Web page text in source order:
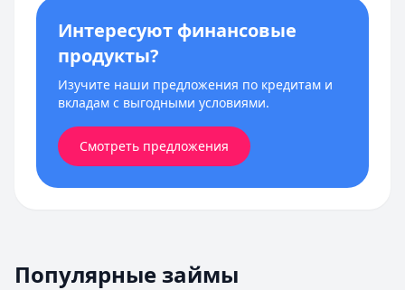
Интересуют финансовые
продукты?
Изучите наши предложения по кредитам и
вкладам с выгодными условиями.
Смотреть предложения
Популярные займы